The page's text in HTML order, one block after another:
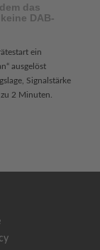
das
DAB-
ein
ausgelöst
Signalstärke
2 Minuten.